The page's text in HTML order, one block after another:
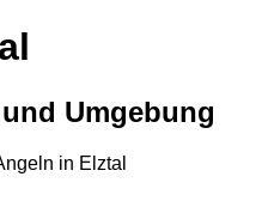
Umgebung
in Elztal